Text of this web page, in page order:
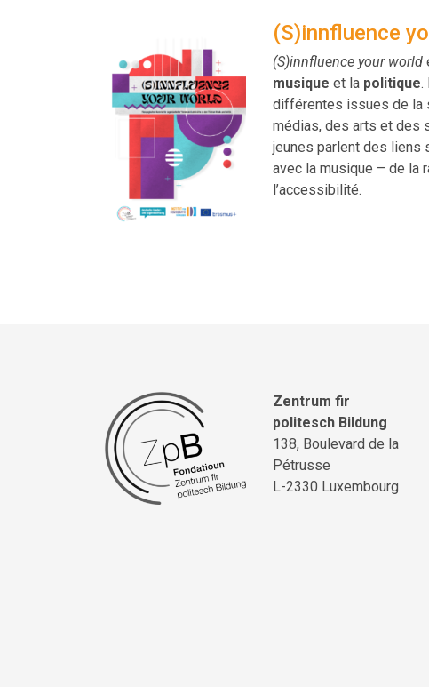
(S)innfluence
(S)innfluence your world
musique et la politique.
différentes issues de la
médias, des arts et des
jeunes parlent des liens
avec la musique – de la
l’accessibilité.
Zentrum fir
politesch Bildung
138, Boulevard de la
Pétrusse
L-2330 Luxembourg